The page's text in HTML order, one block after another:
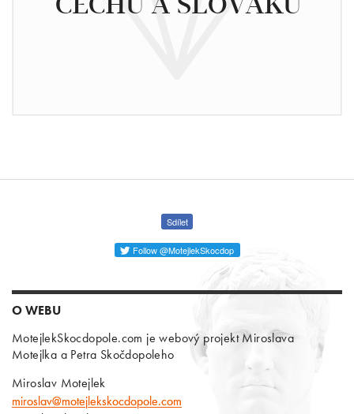
Sdílet
Follow @MotejlekSkocdop
O WEBU
MotejlekSkocdopole.com je webový projekt Miroslava
Motejlka a Petra Skočdopoleho
Miroslav Motejlek
miroslav@motejlekskocdopole.com